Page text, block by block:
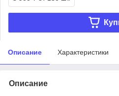
Описание Характеристики
Описание